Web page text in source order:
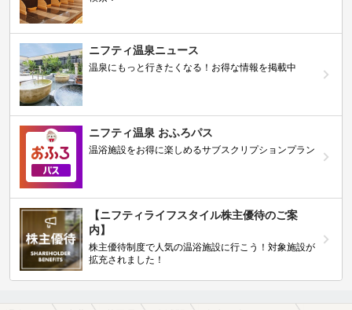
ニフティ温泉ニュース
温泉にもっと行きたくなる！お得な情報を掲載中
ニフティ温泉 おふろパス
温浴施設をお得に楽しめるサブスクリプションプラン
【ニフティライフスタイル株主優待のご案
内】
株主優待制度で人気の温浴施設に行こう！対象施設が
拡充されました！